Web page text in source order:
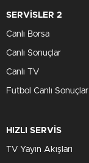
SERVİSLER 2
Canlı Borsa
Canlı Sonuçlar
Canlı TV
Futbol Canlı Sonuçlar
HIZLI SERVİS
TV Yayın Akışları